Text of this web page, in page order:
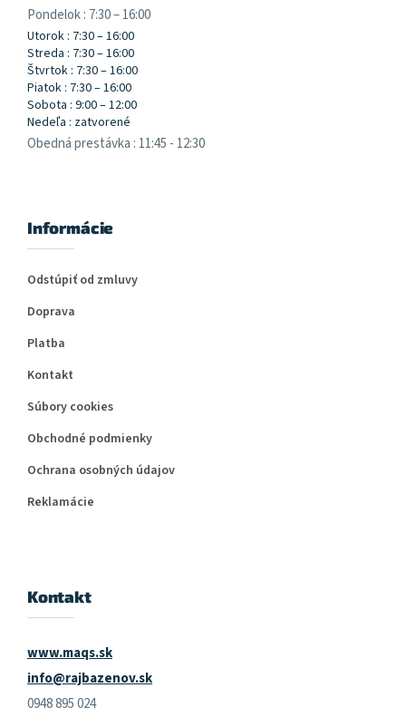
Pondelok : 7:30 – 16:00
Utorok : 7:30 – 16:00
Streda : 7:30 – 16:00
Štvrtok : 7:30 – 16:00
Piatok : 7:30 – 16:00
Sobota : 9:00 – 12:00
Nedeľa : zatvorené
Obedná prestávka : 11:45 - 12:30
Informácie
Odstúpiť od zmluvy
Doprava
Platba
Kontakt
Súbory cookies
Obchodné podmienky
Ochrana osobných údajov
Reklamácie
Kontakt
www.maqs.sk
info@rajbazenov.sk
0948 895 024